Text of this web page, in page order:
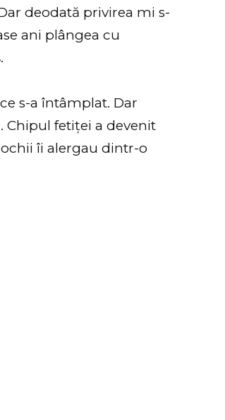
deodată privirea mi s-
ani plângea cu
s-a întâmplat. Dar
Chipul fetiței a devenit
îi alergau dintr-o